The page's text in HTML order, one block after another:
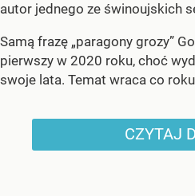
autor jednego ze świnoujskich
Samą frazę „paragony grozy”
pierwszy w 2020 roku, choć
swoje lata. Temat wraca co
CZYTAJ